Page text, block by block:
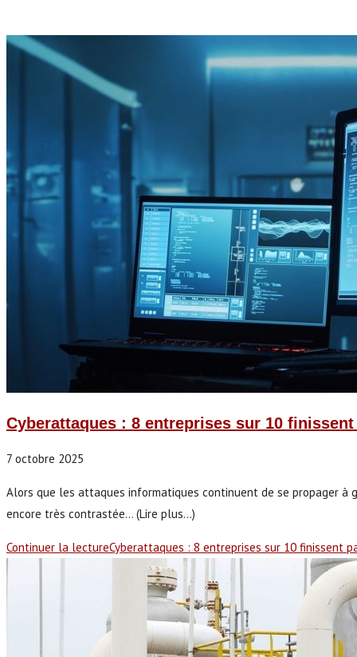
Cyberattaques : 8 entreprises sur 10
7 octobre 2025
Alors que les attaques informatiques continuent de se propager à
encore très contrastée… (Lire plus...)
Continuer la lectureCyberattaques : 8 entreprises sur 10 finissent